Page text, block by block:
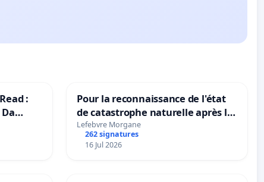
:
Pour la reconnaissance de l'état
de catastrophe naturelle après la
grêle du 15 juillet 2026 à Aubenas
et ses alentours
Lefebvre Morgane
262 signatures
16 Jul 2026